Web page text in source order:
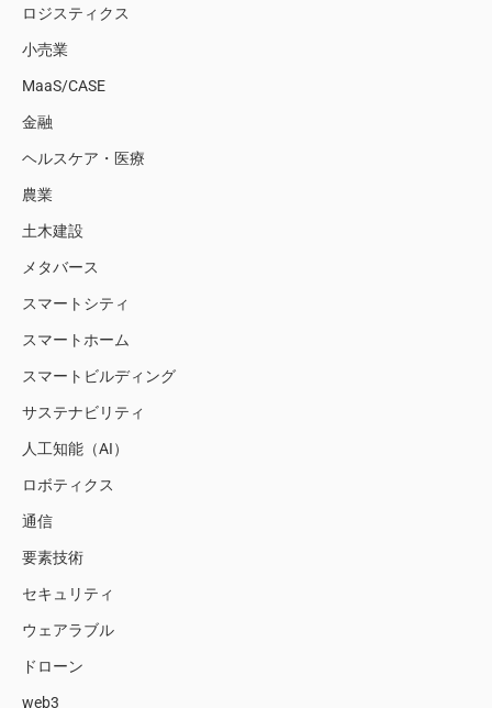
ロジスティクス
小売業
MaaS/CASE
金融
ヘルスケア・医療
農業
土木建設
メタバース
スマートシティ
スマートホーム
スマートビルディング
サステナビリティ
人工知能（AI）
ロボティクス
通信
要素技術
セキュリティ
ウェアラブル
ドローン
web3